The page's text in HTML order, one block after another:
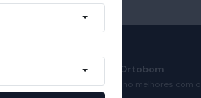
Manual do Sono Ortobom
Confira como ter sono melhores com o